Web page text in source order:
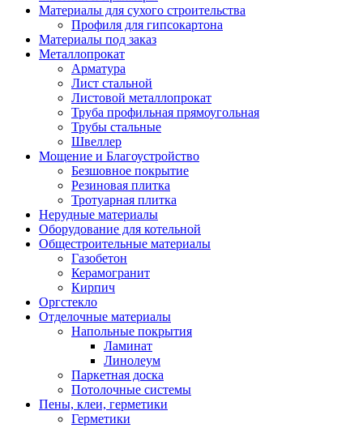
Материалы для сухого строительства
Профиля для гипсокартона
Материалы под заказ
Металлопрокат
Арматура
Лист стальной
Листовой металлопрокат
Труба профильная прямоугольная
Трубы стальные
Швеллер
Мощение и Благоустройство
Безшовное покрытие
Резиновая плитка
Тротуарная плитка
Нерудные материалы
Оборудование для котельной
Общестроительные материалы
Газобетон
Керамогранит
Кирпич
Оргстекло
Отделочные материалы
Напольные покрытия
Ламинат
Линолеум
Паркетная доска
Потолочные системы
Пены, клеи, герметики
Герметики